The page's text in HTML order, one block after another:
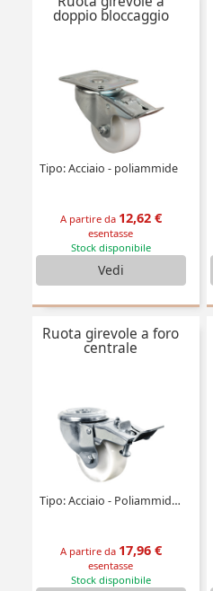
doppio bloccaggio
Tipo: Acciaio - poliammide
A partire da 12,62 €
esentasse
Stock disponibile
Vedi
Ruota girevole a foro
centrale
Tipo: Acciaio - Poliammide - a doppio bloccaggio
A partire da 17,96 €
esentasse
Stock disponibile